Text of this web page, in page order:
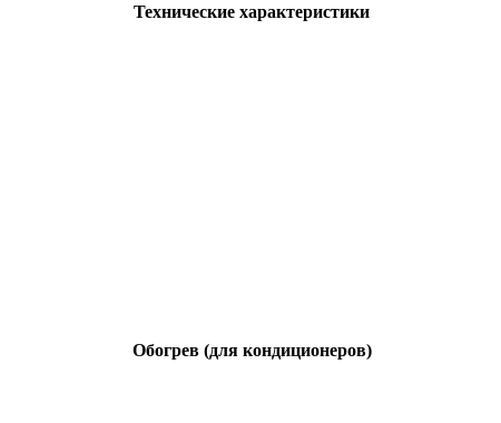
Технические характеристики
Обогрев (для кондиционеров)